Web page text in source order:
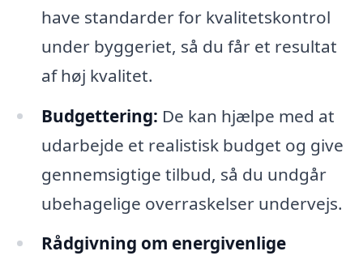
have standarder for kvalitetskontrol
under byggeriet, så du får et resultat
af høj kvalitet.
Budgettering: De kan hjælpe med at
udarbejde et realistisk budget og give
gennemsigtige tilbud, så du undgår
ubehagelige overraskelser undervejs.
Rådgivning om energivenlige